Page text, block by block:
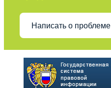
Написать о проблеме